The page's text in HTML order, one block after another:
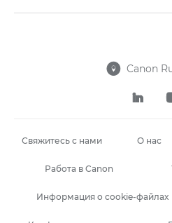
 Canon

Свяжитесь с нами О нас
Работа в Canon
Информация о cookie-файлах